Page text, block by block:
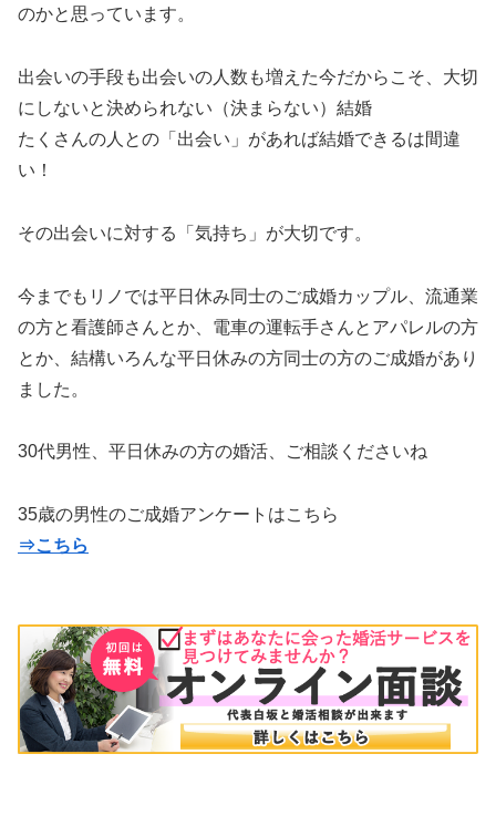
のかと思っています。
出会いの手段も出会いの人数も増えた今だからこそ、大切
にしないと決められない（決まらない）結婚
たくさんの人との「出会い」があれば結婚できるは間違
い！
その出会いに対する「気持ち」が大切です。
今までもリノでは平日休み同士のご成婚カップル、流通業
の方と看護師さんとか、電車の運転手さんとアパレルの方
とか、結構いろんな平日休みの方同士の方のご成婚があり
ました。
30代男性、平日休みの方の婚活、ご相談くださいね
35歳の男性のご成婚アンケートはこちら
⇒こちら